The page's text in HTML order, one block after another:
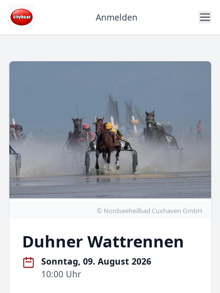
Anmelden
© Nordseeheilbad Cuxhaven GmbH
Duhner Wattrennen
Sonntag, 09. August 2026
10:00 Uhr